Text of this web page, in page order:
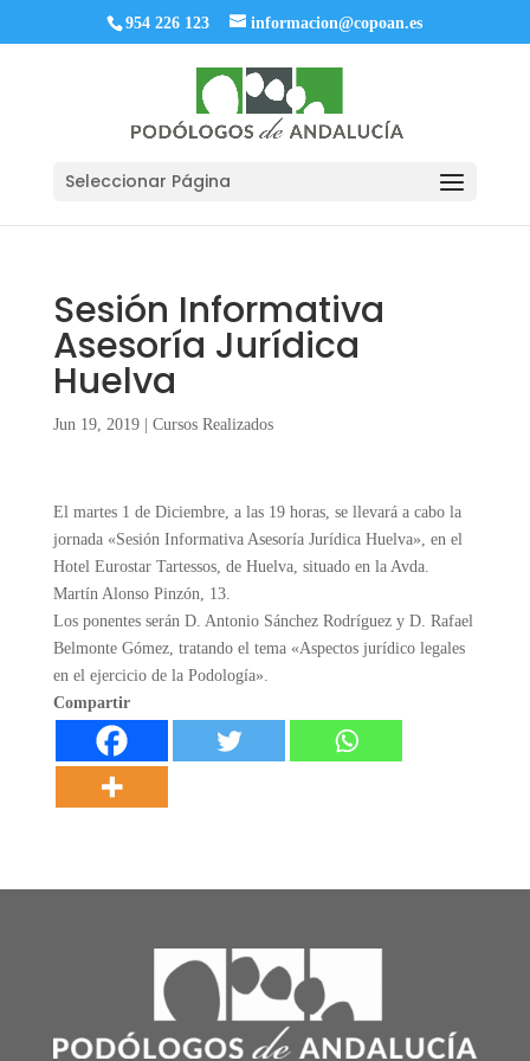
954 226 123 informacion@copoan.es
Seleccionar Página
Sesión Informativa
Asesoría Jurídica
Huelva
Jun 19, 2019| Cursos Realizados
El martes 1 de Diciembre, a las 19 horas, se llevará a cabo la
jornada «Sesión Informativa Asesoría Jurídica Huelva», en el
Hotel Eurostar Tartessos, de Huelva, situado en la Avda.
Martín Alonso Pinzón, 13.
Los ponentes serán D. Antonio Sánchez Rodríguez y D. Rafael
Belmonte Gómez, tratando el tema «Aspectos jurídico legales
en el ejercicio de la Podología».
Compartir